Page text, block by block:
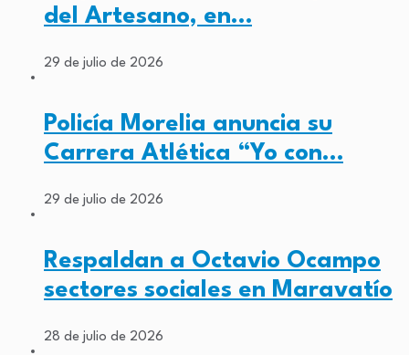
del Artesano, en…
29 de julio de 2026
Policía Morelia anuncia su
Carrera Atlética “Yo con…
29 de julio de 2026
Respaldan a Octavio Ocampo
sectores sociales en Maravatío
28 de julio de 2026